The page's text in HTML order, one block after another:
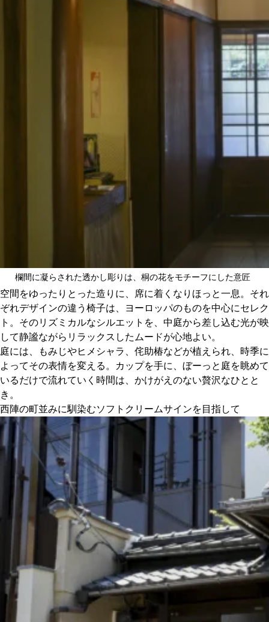
欄間に凝らされた透かし彫りは、桐の花をモチーフにした意匠
空間をゆったりとった造りに、席に着くなりほっと一息。それ
ぞれデザインの違う椅子は、ヨーロッパのものを中心にセレク
ト。そのリズミカルなシルエットを、中庭から差し込む光が映
して静謐ながらリラックスしたムードが心地よい。
庭には、もみじやヒメシャラ、侘助椿などが植えられ、時季に
よってその表情を変える。カップを手に、ぼーっと庭を眺めて
いるだけで流れていく時間は、かけがえのない贅沢なひとと
き。
西陣の町並みに馴染むソフトクリームサインを目指して